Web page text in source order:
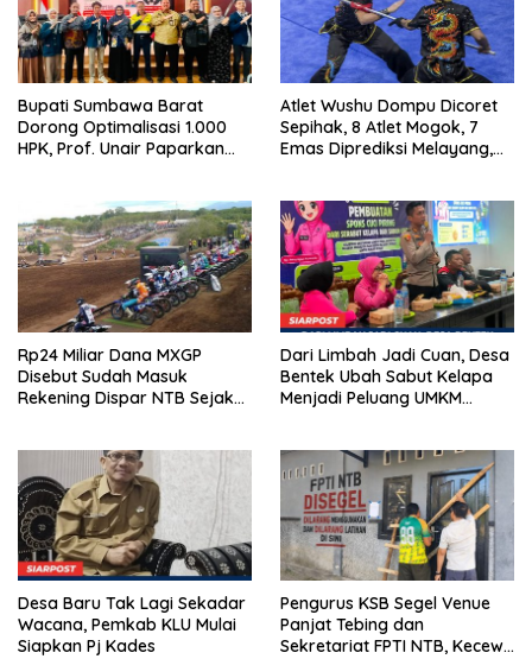
Bupati Sumbawa Barat
Dorong Optimalisasi 1.000
HPK, Prof. Unair Paparkan
Atlet Wushu Dompu Dicoret
Sepihak, 8 Atlet Mogok, 7
Emas Diprediksi Melayang,
Rp24 Miliar Dana MXGP
Disebut Sudah Masuk
Rekening Dispar NTB Sejak
Dari Limbah Jadi Cuan, Desa
Bentek Ubah Sabut Kelapa
Menjadi Peluang UMKM
Desa Baru Tak Lagi Sekadar
Wacana, Pemkab KLU Mulai
Siapkan Pj Kades
Pengurus KSB Segel Venue
Panjat Tebing dan
Sekretariat FPTI NTB, Kecewa